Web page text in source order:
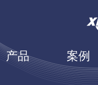
产品 案例